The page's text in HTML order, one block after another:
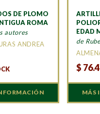
DE PLOMO
ROMA
autores
ANDREA
EDAD
de
$
MÁS